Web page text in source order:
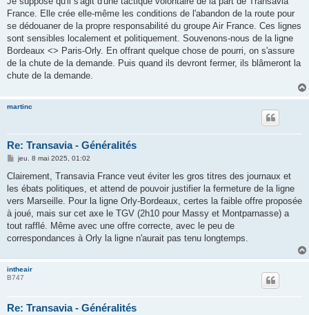
France. Elle crée elle-même les conditions de l'abandon de la route pour
se dédouaner de la propre responsabilité du groupe Air France. Ces lignes
sont sensibles localement et politiquement. Souvenons-nous de la ligne
Bordeaux <> Paris-Orly. En offrant quelque chose de pourri, on s'assure
de la chute de la demande. Puis quand ils devront fermer, ils blâmeront la
chute de la demande.
martinc
Re: Transavia - Généralités
M
s
a
g
jeu. 8 mai 2025, 01:02
Clairement, Transavia France veut éviter les gros titres des journaux et
les ébats politiques, et attend de pouvoir justifier la fermeture de la ligne
vers Marseille. Pour la ligne Orly-Bordeaux, certes la faible offre proposée
à joué, mais sur cet axe le TGV (2h10 pour Massy et Montparnasse) a
tout rafflé. Même avec une offre correcte, avec le peu de
correspondances à Orly la ligne n'aurait pas tenu longtemps.
intheair
B747
Re: Transavia - Généralités